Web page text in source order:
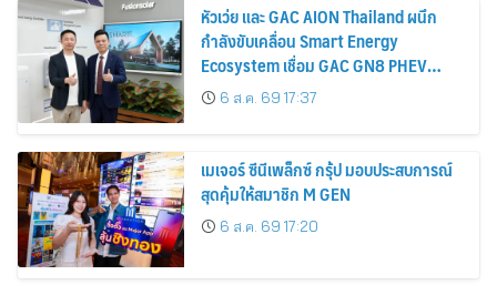
หัวเว่ย และ GAC AION Thailand ผนึก
กำลังขับเคลื่อน Smart Energy
Ecosystem เชื่อม GAC GN8 PHEV
รถยนต์ MPV ระดับพรีเมียม เข้ากับ
พลังงานแสงอาทิตย์ภายในบ้าน
6 ส.ค. 69 17:37
เมเจอร์ ซีนีเพล็กซ์ กรุ้ป มอบประสบการณ์
สุดคุ้มให้สมาชิก M GEN
6 ส.ค. 69 17:20